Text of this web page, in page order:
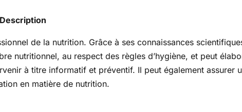
Description
de la nutrition. Grâce à ses connaissances
nutritionnel, au respect des règles d’hygiène, et peut
à titre informatif et préventif. Il peut également assurer
en matière de nutrition.